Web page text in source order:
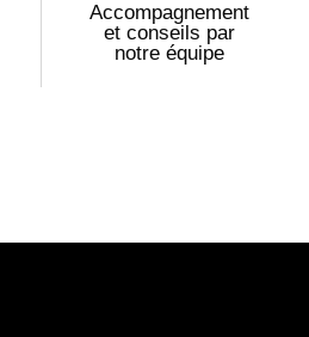
Accompagnement
et conseils par
notre équipe